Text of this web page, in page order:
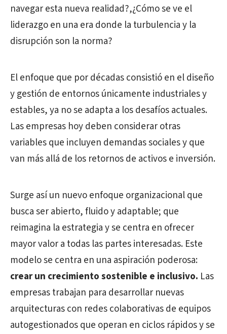
navegar esta nueva realidad?,¿Cómo se ve el
liderazgo en una era donde la turbulencia y la
disrupción son la norma?
El enfoque que por décadas consistió en el diseño
y gestión de entornos únicamente industriales y
estables, ya no se adapta a los desafíos actuales.
Las empresas hoy deben considerar otras
variables que incluyen demandas sociales y que
van más allá de los retornos de activos e inversión.
Surge así un nuevo enfoque organizacional que
busca ser abierto, fluido y adaptable; que
reimagina la estrategia y se centra en ofrecer
mayor valor a todas las partes interesadas. Este
modelo se centra en una aspiración poderosa:
crear un crecimiento sostenible e inclusivo. Las
empresas trabajan para desarrollar nuevas
arquitecturas con redes colaborativas de equipos
autogestionados que operan en ciclos rápidos y se